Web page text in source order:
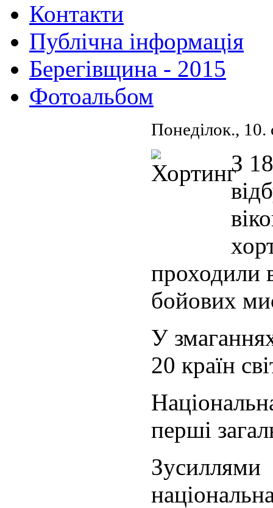
Контакти
Публічна інформація
Берегівщина - 2015
Фотоальбом
Понеділок., 10.
З
проходили
бойових
У
20 країн
перші